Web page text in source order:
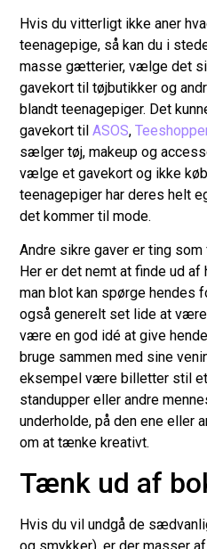
Hvis du vitterligt ikke aner
teenagepige, så kan du i
masse gætterier, vælge det
gavekort til tøjbutikker og
blandt teenagepiger. Det
gavekort tilASOS,
sælger tøj, makeup og
vælge et gavekort og ikke
teenagepiger har deres helt
det kommer til mode.
Andre sikre gaver er ting
Her er det nemt at finde ud
man blot kan spørge hendes
også generelt set lide at
være en god idé at give
bruge sammen med sine
eksempel være billetter stil
standupper eller andre
underholde, på den ene eller
om at tænke kreativt.
Tænk ud af
Hvis du vil undgå de